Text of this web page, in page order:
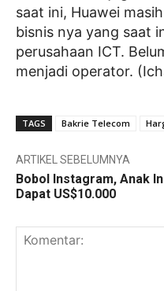
saat ini, Huawei
bisnis nya yang saat
perusahaan ICT.
menjadi operator.
TAGS Bakrie Telecom
ARTIKEL SEBELUMNYA
Bobol Instagram, Anak
Dapat US$10.000